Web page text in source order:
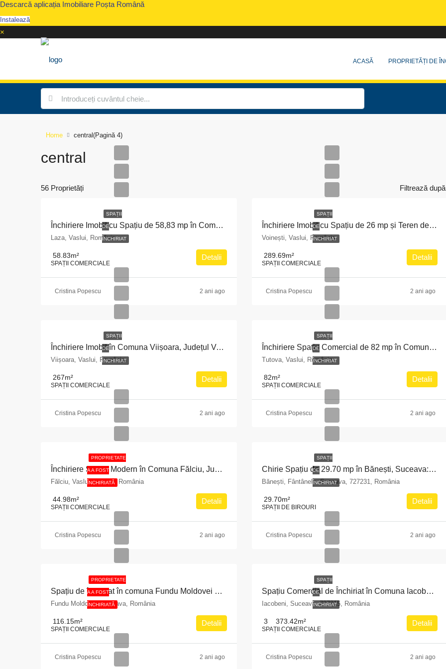
Descarcă aplicația Imobiliare Poșta Română
Instalează
×
ACASĂ PROPRIETĂȚI DE
Home central(Pagină 4)
central
56 Proprietăți Filtrează
SPAȚII
DE
ÎNCHIRIAT
Închiriere Imobil cu Spațiu de 58,83 mp în Comuna Laza, Județul Vaslui
Laza, Vaslui, România
58.83m²
SPAȚII COMERCIALE
Detalii
Cristina Popescu 2 ani ago
SPAȚII
DE
ÎNCHIRIAT
Închiriere Imobil cu Spațiu de 26 mp și Teren de 1.176 mp în Voinești, Județul Vaslui
Voinești, Vaslui, România
289.69m²
SPAȚII COMERCIALE
Detalii
Cristina Popescu 2 ani ago
SPAȚII
DE
ÎNCHIRIAT
Închiriere Imobil în Comuna Viișoara, Județul Vaslui
Viișoara, Vaslui, România
267m²
SPAȚII COMERCIALE
Detalii
Cristina Popescu 2 ani ago
SPAȚII
DE
ÎNCHIRIAT
Închiriere Spațiu Comercial de 82 mp în Comuna Tutova, Vaslui
Tutova, Vaslui, România
82m²
SPAȚII COMERCIALE
Detalii
Cristina Popescu 2 ani ago
PROPRIETATE
A A FOST
ÎNCHIRIATĂ
Închiriere Spațiu Modern în Comuna Fălciu, Județul Vaslui
Fălciu, Vaslui, 737245, România
44.98m²
SPAȚII COMERCIALE
Detalii
Cristina Popescu 2 ani ago
SPAȚII
DE
ÎNCHIRIAT
Chirie Spațiu de 29.70 mp în Bănești, Suceava: Ideal pentru Afaceri
Bănești, Fântânele, Suceava, 727231, România
29.70m²
SPAȚII DE BIROURI
Detalii
Cristina Popescu 2 ani ago
PROPRIETATE
A A FOST
ÎNCHIRIATĂ
Spațiu de închiriat în comuna Fundu Moldovei nr. 164, bloc 1: 116.15 mp, parter, bloc 1
Fundu Moldovei, Suceava, România
116.15m²
SPAȚII COMERCIALE
Detalii
Cristina Popescu 2 ani ago
SPAȚII
DE
ÎNCHIRIAT
Spațiu Comercial de Închiriat în Comuna Iacobeni, Suceava – Oportunitate Excelentă!
Iacobeni, Suceava, 727315, România
3 373.42m²
SPAȚII COMERCIALE
Detalii
Cristina Popescu 2 ani ago